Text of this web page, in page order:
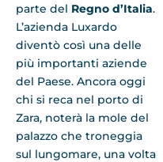
parte del Regno d’Italia.
L’azienda Luxardo
diventò così una delle
più importanti aziende
del Paese. Ancora oggi
chi si reca nel porto di
Zara, noterà la mole del
palazzo che troneggia
sul lungomare, una volta